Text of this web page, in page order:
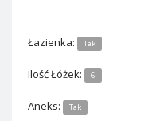
Łazienka: Tak
Ilość Łóżek: 6
Aneks: Tak